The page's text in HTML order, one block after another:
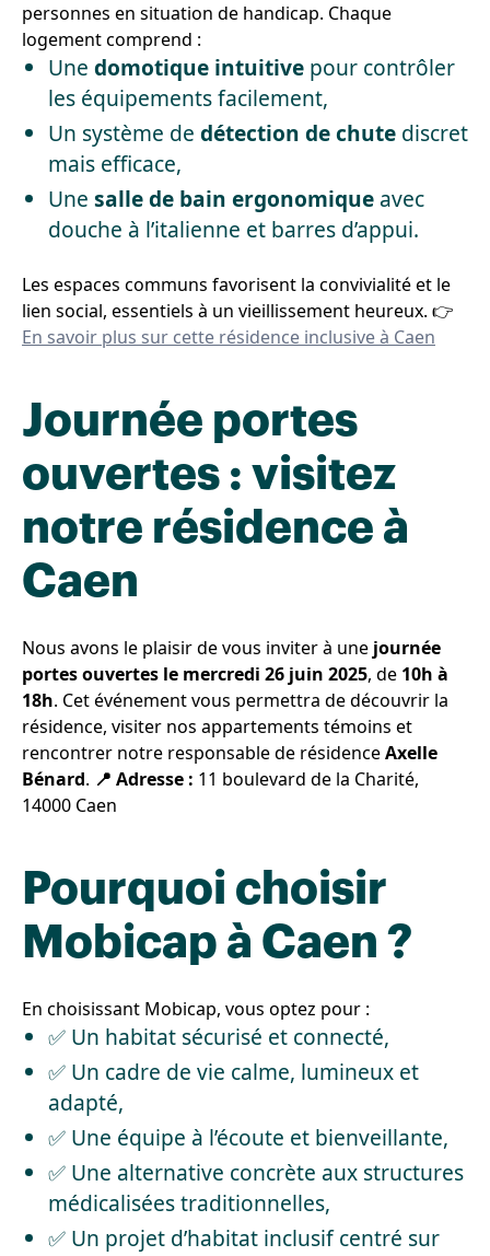
personnes en situation de handicap. Chaque
logement comprend :
Une domotique intuitive pour contrôler
les équipements facilement,
Un système de détection de chute discret
mais efficace,
Une salle de bain ergonomique avec
douche à l’italienne et barres d’appui.
Les espaces communs favorisent la convivialité et le
lien social, essentiels à un vieillissement heureux. 👉
En savoir plus sur cette résidence inclusive à Caen
Journée portes
ouvertes : visitez
notre résidence à
Caen
Nous avons le plaisir de vous inviter à une journée
portes ouvertes le mercredi 26 juin 2025, de 10h à
18h. Cet événement vous permettra de découvrir la
résidence, visiter nos appartements témoins et
rencontrer notre responsable de résidenceAxelle
Bénard. 📍 Adresse : 11 boulevard de la Charité,
14000 Caen
Pourquoi choisir
Mobicap à Caen ?
En choisissant Mobicap, vous optez pour :
✅ Un habitat sécurisé et connecté,
✅ Un cadre de vie calme, lumineux et
adapté,
✅ Une équipe à l’écoute et bienveillante,
✅ Une alternative concrète aux structures
médicalisées traditionnelles,
✅ Un projet d’habitat inclusif centré sur